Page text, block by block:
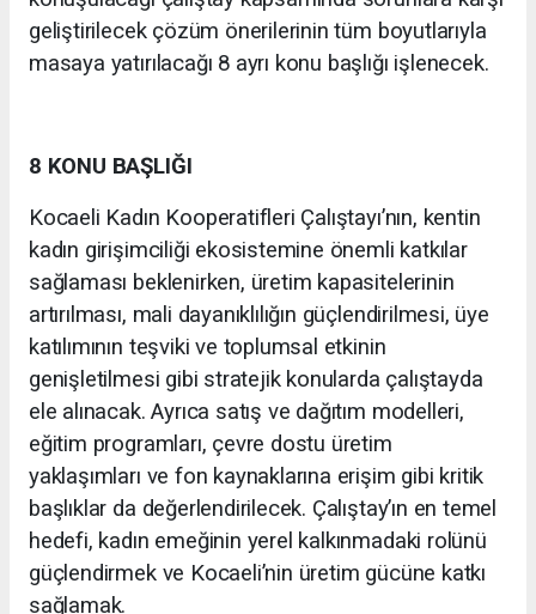
geliştirilecek çözüm önerilerinin tüm boyutlarıyla
masaya yatırılacağı 8 ayrı konu başlığı işlenecek.
8 KONU BAŞLIĞI
Kocaeli Kadın Kooperatifleri Çalıştayı’nın, kentin
kadın girişimciliği ekosistemine önemli katkılar
sağlaması beklenirken, üretim kapasitelerinin
artırılması, mali dayanıklılığın güçlendirilmesi, üye
katılımının teşviki ve toplumsal etkinin
genişletilmesi gibi stratejik konularda çalıştayda
ele alınacak. Ayrıca satış ve dağıtım modelleri,
eğitim programları, çevre dostu üretim
yaklaşımları ve fon kaynaklarına erişim gibi kritik
başlıklar da değerlendirilecek. Çalıştay’ın en temel
hedefi, kadın emeğinin yerel kalkınmadaki rolünü
güçlendirmek ve Kocaeli’nin üretim gücüne katkı
sağlamak.